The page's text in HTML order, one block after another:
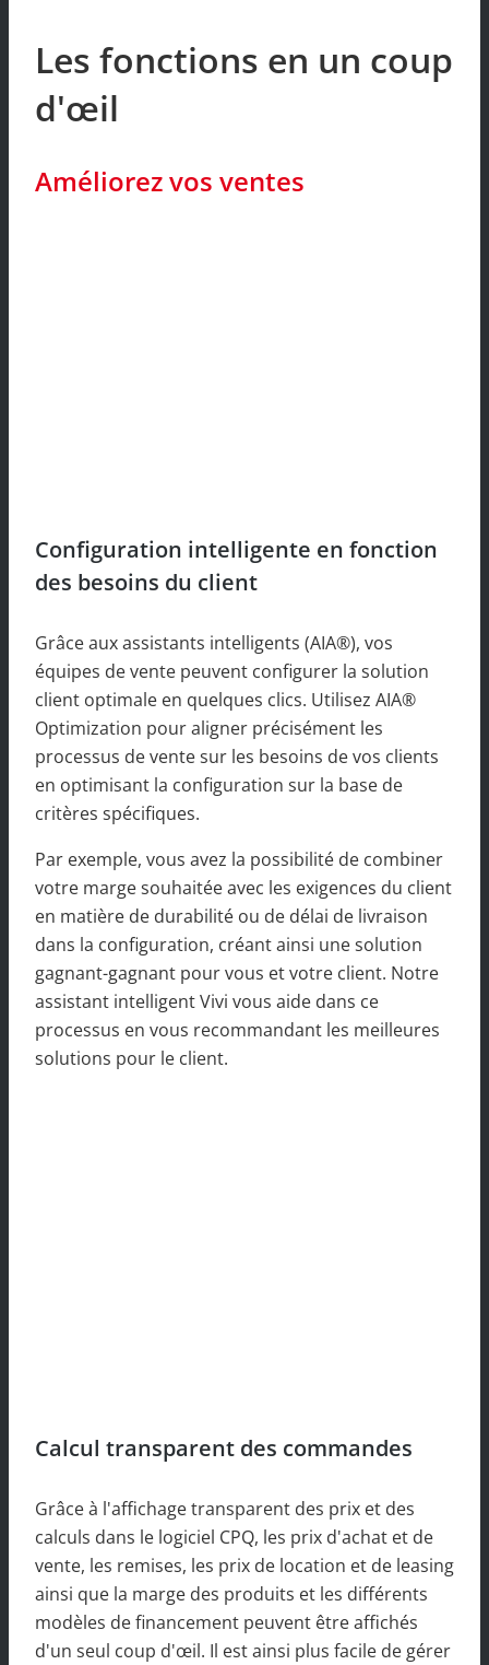
Les fonctions en un coup
d'œil
Améliorez vos ventes
Configuration intelligente en fonction
des besoins du client
Grâce aux assistants intelligents (AIA®), vos
équipes de vente peuvent configurer la solution
client optimale en quelques clics. Utilisez AIA®
Optimization pour aligner précisément les
processus de vente sur les besoins de vos clients
en optimisant la configuration sur la base de
critères spécifiques.
Par exemple, vous avez la possibilité de combiner
votre marge souhaitée avec les exigences du client
en matière de durabilité ou de délai de livraison
dans la configuration, créant ainsi une solution
gagnant-gagnant pour vous et votre client. Notre
assistant intelligent Vivi vous aide dans ce
processus en vous recommandant les meilleures
solutions pour le client.
Calcul transparent des commandes
Grâce à l'affichage transparent des prix et des
calculs dans le logiciel CPQ, les prix d'achat et de
vente, les remises, les prix de location et de leasing
ainsi que la marge des produits et les différents
modèles de financement peuvent être affichés
d'un seul coup d'œil. Il est ainsi plus facile de gérer